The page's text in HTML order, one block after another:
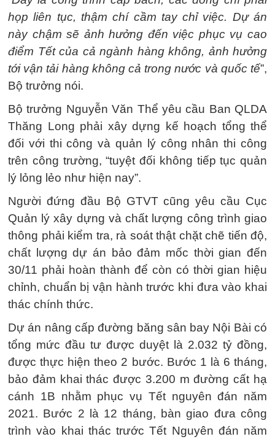
họp liên tục, thậm chí cầm tay chỉ việc. Dự án
này chậm sẽ ảnh hưởng đến việc phục vụ cao
điểm Tết của cả ngành hàng không, ảnh hưởng
tới vận tải hàng không cả trong nước và quốc tế”,
Bộ trưởng nói.
Bộ trưởng Nguyễn Văn Thể yêu cầu Ban QLDA
Thăng Long phải xây dựng kế hoạch tổng thể
đối với thi công và quản lý công nhân thi công
trên công trường, “tuyệt đối không tiếp tục quản
lý lỏng lẻo như hiện nay”.
Người đứng đầu Bộ GTVT cũng yêu cầu Cục
Quản lý xây dựng và chất lượng công trình giao
thông phải kiểm tra, rà soát thật chặt chẽ tiến độ,
chất lượng dự án bảo đảm mốc thời gian đến
30/11 phải hoàn thành để còn có thời gian hiệu
chỉnh, chuẩn bị vận hành trước khi đưa vào khai
thác chính thức.
Dự án nâng cấp đường băng sân bay Nội Bài có
tổng mức đầu tư được duyệt là 2.032 tỷ đồng,
được thực hiện theo 2 bước. Bước 1 là 6 tháng,
bảo đảm khai thác được 3.200 m đường cất hạ
cánh 1B nhằm phục vụ Tết nguyên đán năm
2021. Bước 2 là 12 tháng, bàn giao đưa công
trình vào khai thác trước Tết Nguyên đán năm